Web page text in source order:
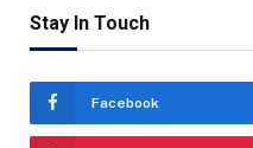
Stay In Touch
Facebook